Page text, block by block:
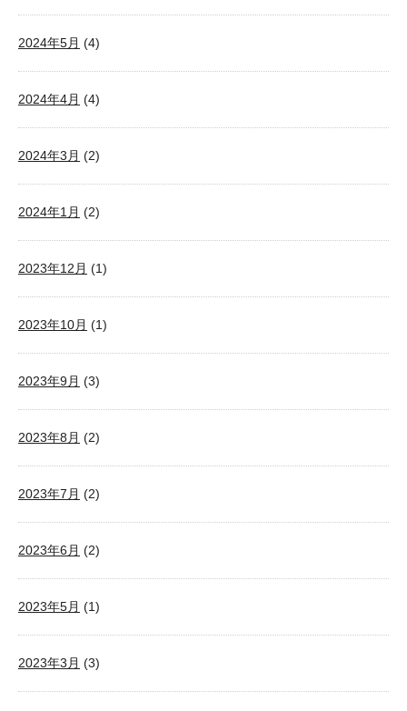
2024年5月 (4)
2024年4月 (4)
2024年3月 (2)
2024年1月 (2)
2023年12月 (1)
2023年10月 (1)
2023年9月 (3)
2023年8月 (2)
2023年7月 (2)
2023年6月 (2)
2023年5月 (1)
2023年3月 (3)